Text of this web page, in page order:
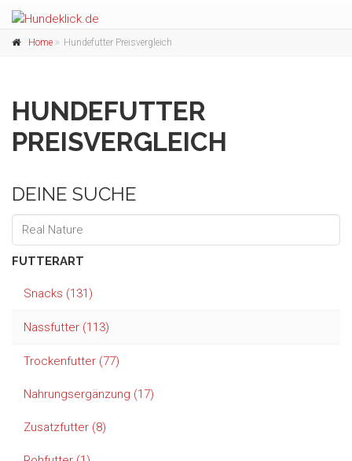
Home Hundefutter Preisvergleich
HUNDEFUTTER
PREISVERGLEICH
DEINE SUCHE
FUTTERART
Snacks (131)
Nassfutter (113)
Trockenfutter (77)
Nahrungsergänzung (17)
Zusatzfutter (8)